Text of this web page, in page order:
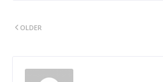
OLDER